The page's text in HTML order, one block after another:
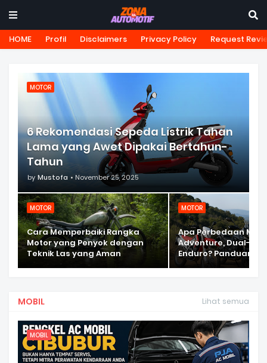
HOME Profil Disclaimers Privacy Policy Request
MOTOR
6 Rekomendasi Sepeda Listrik Tahan
Lama yang Awet Dipakai Bertahun-
Tahun
by Mustofa November 25, 2025
MOTOR
Cara Memperbaiki Rangka
Motor yang Penyok dengan
Teknik Las yang Aman
MOTOR
Apa Perbedaan
Adventure, Dual-
Enduro? Panduan
MOBIL Lihat semua
MOBIL